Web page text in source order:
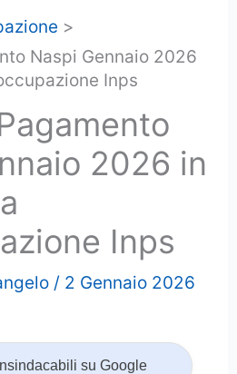
Naspi Gennaio 2026
Inps
2026 in
Inps
/ 2 Gennaio 2026
su Google